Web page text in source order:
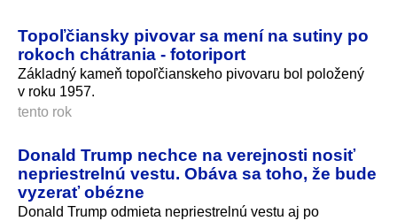
Topoľčiansky pivovar sa mení na sutiny po
rokoch chátrania - fotoriport
Základný kameň topoľčianskeho pivovaru bol položený
v roku 1957.
tento rok
Donald Trump nechce na verejnosti nosiť
nepriestrelnú vestu. Obáva sa toho, že bude
vyzerať obézne
Donald Trump odmieta nepriestrelnú vestu aj po